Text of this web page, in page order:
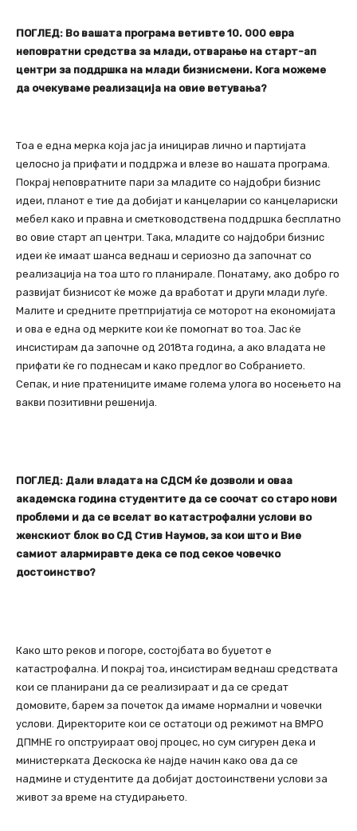
ПОГЛЕД: Во вашата програма ветивте 10. 000 евра
неповратни средства за млади, отварање на старт-ап
центри за поддршка на млади бизнисмени. Кога можеме
да очекуваме реализација на овие ветувања?
Тоа е една мерка која јас ја иницирав лично и партијата
целосно ја прифати и поддржа и влезе во нашата програма.
Покрај неповратните пари за младите со најдобри бизнис
идеи, планот е тие да добијат и канцеларии со канцелариски
мебел како и правна и сметководствена поддршка бесплатно
во овие старт ап центри. Така, младите со најдобри бизнис
идеи ќе имаат шанса веднаш и сериозно да започнат со
реализација на тоа што го планирале. Понатаму, ако добро го
развијат бизнисот ќе може да вработат и други млади луѓе.
Малите и средните претпријатија се моторот на економијата
и ова е една од мерките кои ќе помогнат во тоа. Јас ќе
инсистирам да започне од 2018та година, а ако владата не
прифати ќе го поднесам и како предлог во Собранието.
Сепак, и ние пратениците имаме голема улога во носењето на
вакви позитивни решенија.
ПОГЛЕД: Дали владата на СДСМ ќе дозволи и оваа
академска година студентите да се соочат со старо нови
проблеми и да се вселат во катастрофални услови во
женскиот блок во СД Стив Наумов, за кои што и Вие
самиот алармиравте дека се под секое човечко
достоинство?
Како што реков и погоре, состојбата во буџетот е
катастрофална. И покрај тоа, инсистирам веднаш средствата
кои се планирани да се реализираат и да се средат
домовите, барем за почеток да имаме нормални и човечки
услови. Директорите кои се остатоци од режимот на ВМРО
ДПМНЕ го опструираат овој процес, но сум сигурен дека и
министерката Дескоска ќе најде начин како ова да се
надмине и студентите да добијат достоинствени услови за
живот за време на студирањето.